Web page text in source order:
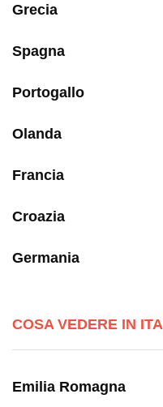
Grecia
Spagna
Portogallo
Olanda
Francia
Croazia
Germania
COSA VEDERE IN
Emilia Romagna